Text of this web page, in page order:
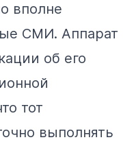
вполне
СМИ. Аппарат
об его
тот
выполнять